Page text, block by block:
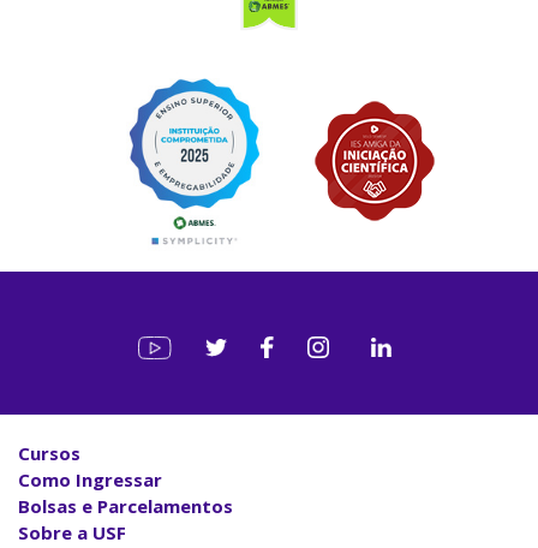
Cursos
Como Ingressar
Bolsas e Parcelamentos
Sobre a USF